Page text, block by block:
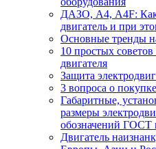
ДАЗО, А4, А4F: Как
двигатель и при
Основные тренды
10 простых
двигателя
Защита
3 вопроса о
Габаритные,
размеры
обозначений
Двигатель